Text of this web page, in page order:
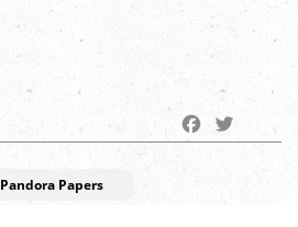
Facebook
Pandora Papers